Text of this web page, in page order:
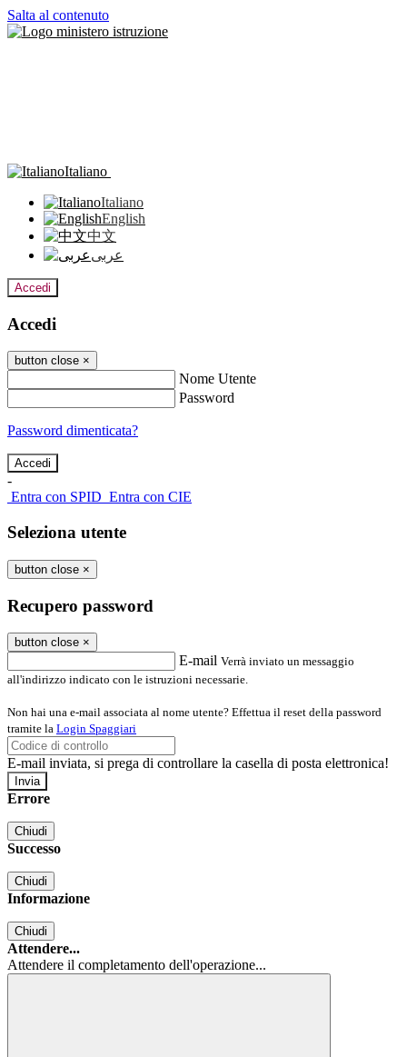
Salta al contenuto
Italiano
Italiano
English
中文
عربى
Accedi
Accedi
button close ×
Nome Utente
Password
Password dimenticata?
-
Entra con SPID Entra con CIE
Seleziona utente
button close ×
Recupero password
button close ×
E-mail Verrà inviato un messaggio
all'indirizzo indicato con le istruzioni necessarie.
Non hai una e-mail associata al nome utente? Effettua il reset della password
tramite la Login Spaggiari
E-mail inviata, si prega di controllare la casella di posta elettronica!
Errore
Chiudi
Successo
Chiudi
Informazione
Chiudi
Attendere...
Attendere il completamento dell'operazione...